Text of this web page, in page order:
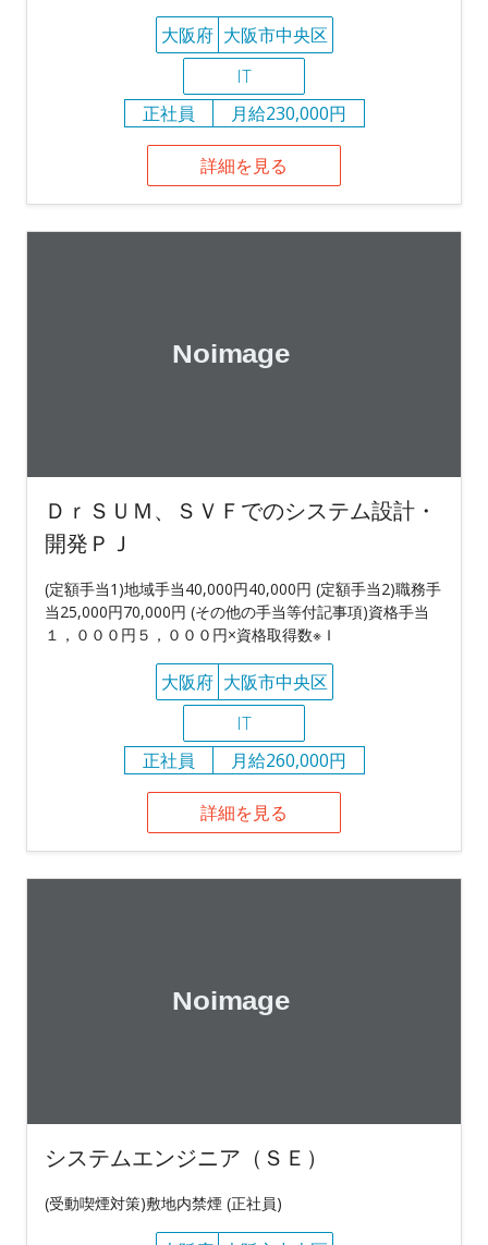
大阪府 大阪市中央区
IT
正社員
月給230,000円
詳細を見る
ＤｒＳＵＭ、ＳＶＦでのシステム設計・
開発ＰＪ
(定額手当1)地域手当40,000円40,000円 (定額手当2)職務手
当25,000円70,000円 (その他の手当等付記事項)資格手当
１，０００円５，０００円×資格取得数※Ｉ
大阪府 大阪市中央区
IT
正社員
月給260,000円
詳細を見る
システムエンジニア（ＳＥ）
(受動喫煙対策)敷地内禁煙 (正社員)